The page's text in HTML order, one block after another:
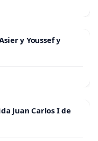
y Youssef y
Juan Carlos I de